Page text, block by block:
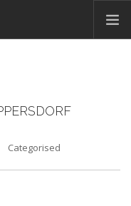
Categorised